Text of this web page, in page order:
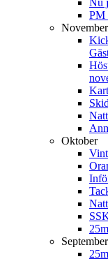
Nu
PM
November
Oktober
September